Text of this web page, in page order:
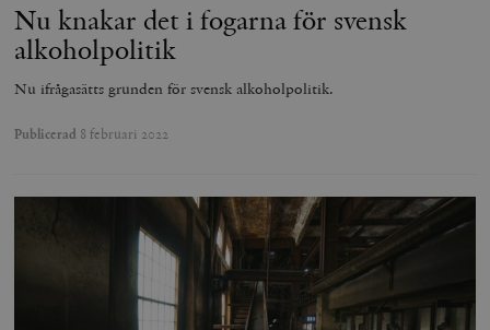
Nu knakar det i fogarna för svensk
alkoholpolitik
Nu ifrågasätts grunden för svensk alkoholpolitik.
Publicerad 8 februari 2022